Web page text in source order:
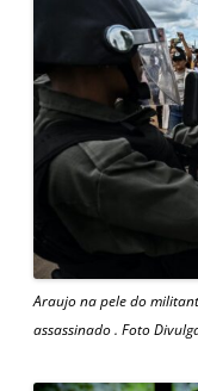
Araujo na pele do
assassinado . Foto